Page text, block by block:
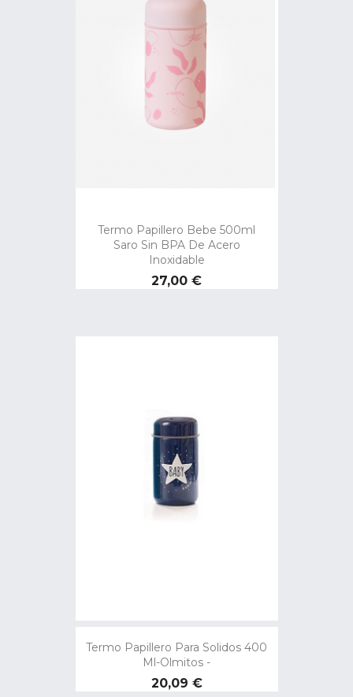
Termo Papillero Bebe 500ml
Saro Sin BPA De Acero
Inoxidable
Precio
27,00 €
Termo Papillero Para Solidos 400
Ml-Olmitos -
Precio
20,09 €